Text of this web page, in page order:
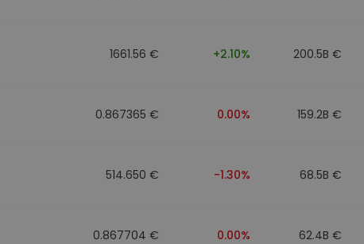
1661.56 € +2.10% 200.5B €
0.867365 € 0.00% 159.2B €
514.650 € -1.30% 68.5B €
0.867704 € 0.00% 62.4B €